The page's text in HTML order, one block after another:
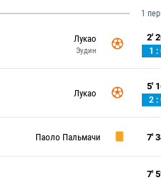
1
Лукао
Эудин
2'
1 :
Лукао
5'
2 :
Паоло Пальмачи 7'
7'